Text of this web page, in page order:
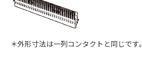
＊外形寸法は一列コンタクトと同じです。